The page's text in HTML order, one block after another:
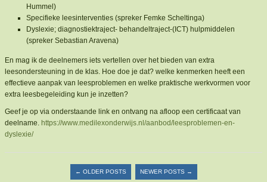
Hummel)
Specifieke leesinterventies (spreker Femke Scheltinga)
Dyslexie; diagnostiektraject- behandeltraject-(ICT) hulpmiddelen
(spreker Sebastian Aravena)
En mag ik de deelnemers iets vertellen over het bieden van extra
leesondersteuning in de klas. Hoe doe je dat? welke kenmerken heeft een
effectieve aanpak van leesproblemen en welke praktische werkvormen voor
extra leesbegeleiding kun je inzetten?
Geef je op via onderstaande link en ontvang na afloop een certificaat van
deelname. https://www.medilexonderwijs.nl/aanbod/leesproblemen-en-
dyslexie/
← OLDER POSTS NEWER POSTS →